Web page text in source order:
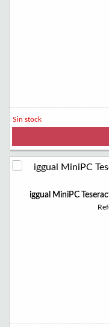
Sin stock
iggual MiniPC